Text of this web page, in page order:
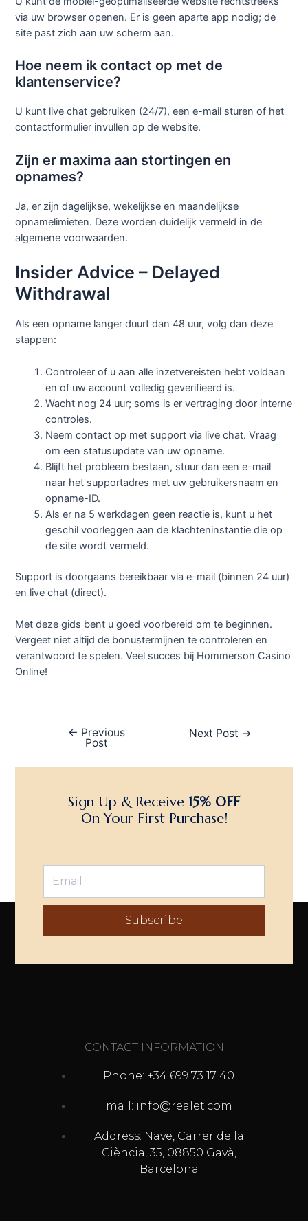
via uw browser openen. Er is geen aparte app nodig; de
site past zich aan uw scherm aan.
Hoe neem ik contact op met de
klantenservice?
U kunt live chat gebruiken (24/7), een e-mail sturen of het
contactformulier invullen op de website.
Zijn er maxima aan stortingen en
opnames?
Ja, er zijn dagelijkse, wekelijkse en maandelijkse
opnamelimieten. Deze worden duidelijk vermeld in de
algemene voorwaarden.
Insider Advice – Delayed
Withdrawal
Als een opname langer duurt dan 48 uur, volg dan deze
stappen:
Controleer of u aan alle inzetvereisten hebt voldaan
en of uw account volledig geverifieerd is.
Wacht nog 24 uur; soms is er vertraging door interne
controles.
Neem contact op met support via live chat. Vraag
om een statusupdate van uw opname.
Blijft het probleem bestaan, stuur dan een e-mail
naar het supportadres met uw gebruikersnaam en
opname-ID.
Als er na 5 werkdagen geen reactie is, kunt u het
geschil voorleggen aan de klachteninstantie die op
de site wordt vermeld.
Support is doorgaans bereikbaar via e-mail (binnen 24 uur)
en live chat (direct).
Met deze gids bent u goed voorbereid om te beginnen.
Vergeet niet altijd de bonustermijnen te controleren en
verantwoord te spelen. Veel succes bij Hommerson Casino
Online!
← Previous
Post
Next Post →
Sign Up & Receive 15% OFF
On Your First Purchase!
Subscribe
CONTACT INFORMATION
Phone: +34 699 73 17 40
mail: info@realet.com
Address: Nave, Carrer de la
Ciència, 35, 08850 Gavà,
Barcelona